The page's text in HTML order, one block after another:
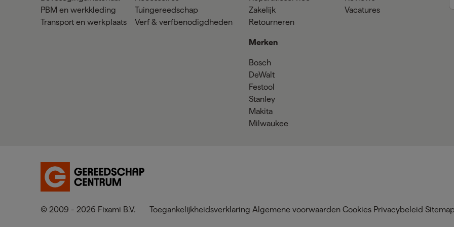
PBM en werkkleding
Transport en werkplaats
Tuingereedschap
Verf & verfbenodigdheden
Zakelijk
Retourneren
Merken
Bosch
DeWalt
Festool
Stanley
Makita
Milwaukee
Vacatures
© 2009 - 2026 Fixami B.V. Toegankelijkheidsverklaring Algemene voorwaarden Cookies Privacybeleid